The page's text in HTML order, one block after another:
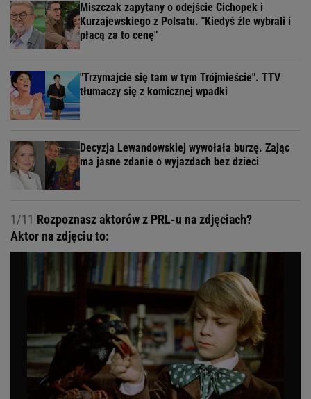
Miszczak zapytany o odejście Cichopek i
Kurzajewskiego z Polsatu. "Kiedyś źle wybrali i
płacą za to cenę"
"Trzymajcie się tam w tym Trójmieście". TTV
tłumaczy się z komicznej wpadki
Decyzja Lewandowskiej wywołała burzę. Zając
ma jasne zdanie o wyjazdach bez dzieci
1/11 Rozpoznasz aktorów z PRL-u na zdjęciach?
Aktor na zdjęciu to: